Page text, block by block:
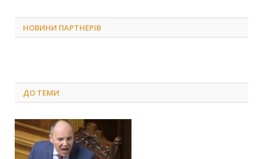
НОВИНИ ПАРТНЕРІВ
ДО ТЕМИ